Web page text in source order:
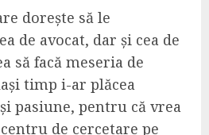
dorește să le
de avocat, dar și cea de
să facă meseria de
timp i-ar plăcea
pasiune, pentru că vrea
de cercetare pe